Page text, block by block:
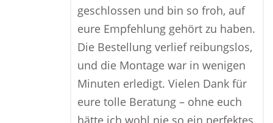
geschlossen und bin so froh, auf
eure Empfehlung gehört zu haben.
Die Bestellung verlief reibungslos,
und die Montage war in wenigen
Minuten erledigt. Vielen Dank für
eure tolle Beratung – ohne euch
hätte ich wohl nie so ein perfektes